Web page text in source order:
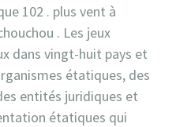
102 . plus vent à
. Les jeux
dans vingt-huit pays et
étatiques, des
entités juridiques et
étatiques qui